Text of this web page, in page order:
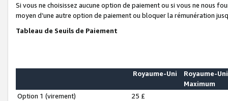
Si vous ne choisissez aucune option de paiement ou si vous ne nous
moyen d’une autre option de paiement ou bloquer la rémunération
Tableau de Seuils de Paiement
Royaume-Uni
Royaume-Uni
Maximum
Option 1 (virement)
25 £